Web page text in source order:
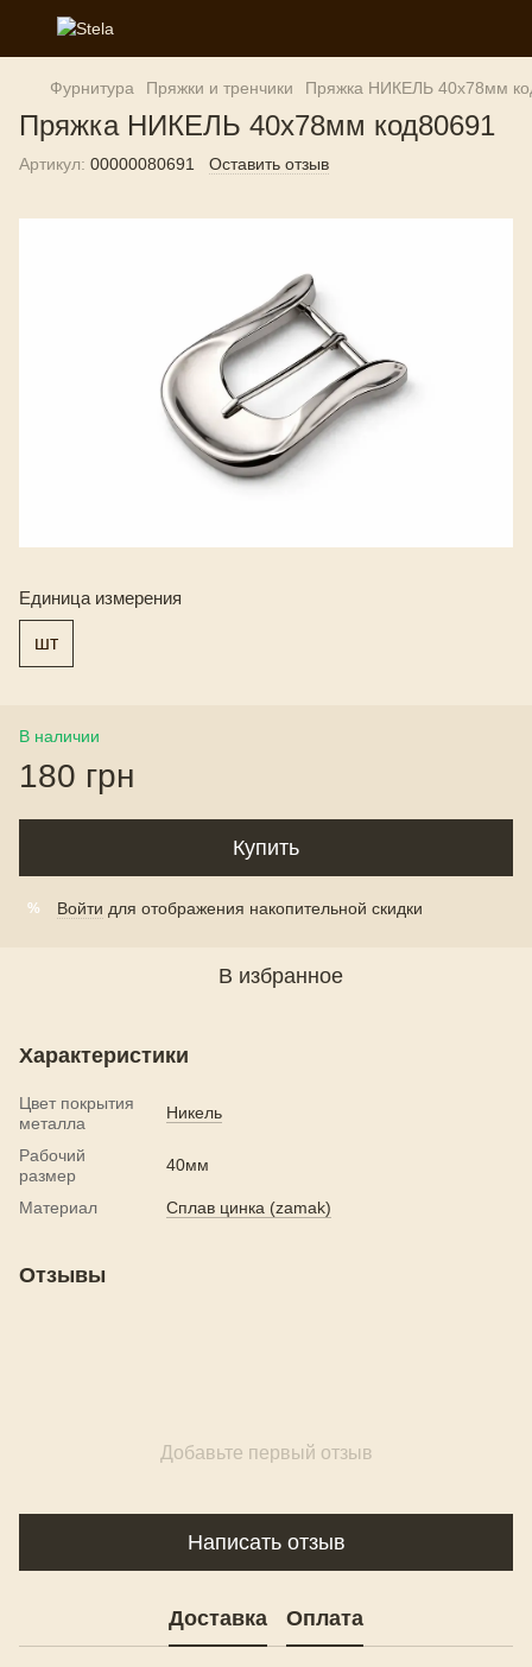
Фурнитура Пряжки и тренчики Пряжка НИКЕЛЬ 40х78мм
Пряжка НИКЕЛЬ 40х78мм код80691
Артикул: 00000080691 Оставить отзыв
Единица измерения
шт
В наличии
180 грн
Купить
% Войти для отображения накопительной скидки
В избранное
Характеристики
Цвет покрытия
металла
Никель
Рабочий
размер
40мм
Материал Сплав цинка (zamak)
Отзывы
Добавьте первый отзыв
Написать отзыв
Доставка Оплата